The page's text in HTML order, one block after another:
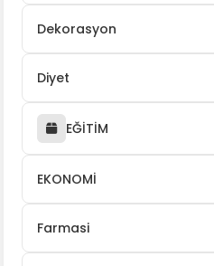
Dekorasyon
Diyet
EĞİTİM
EKONOMİ
Farmasi